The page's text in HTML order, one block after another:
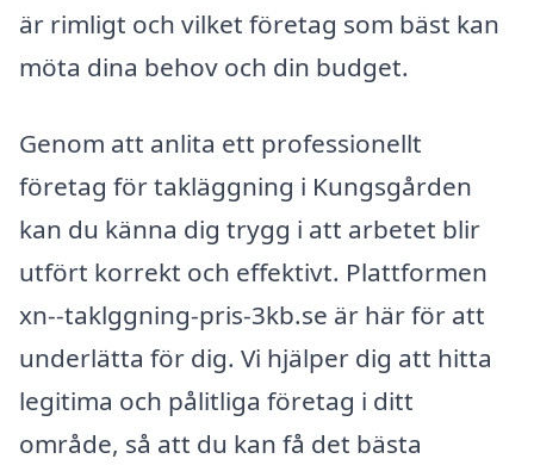
är rimligt och vilket företag som bäst kan
möta dina behov och din budget.
Genom att anlita ett professionellt
företag för takläggning i Kungsgården
kan du känna dig trygg i att arbetet blir
utfört korrekt och effektivt. Plattformen
xn--taklggning-pris-3kb.se är här för att
underlätta för dig. Vi hjälper dig att hitta
legitima och pålitliga företag i ditt
område, så att du kan få det bästa